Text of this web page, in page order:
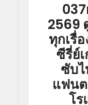
2569
ทุกเรื่
ซีรี่ย์
ซับ
แฟน
โ